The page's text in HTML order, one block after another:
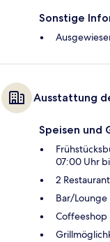
Sonstige
Ausstattung
Speisen und
07:00 Uhr
2
Bar/Lounge
Coffeeshop